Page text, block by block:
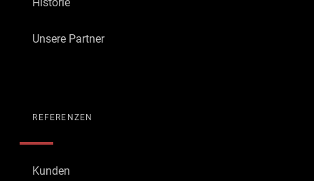
Unsere Partner
REFERENZEN
Kunden